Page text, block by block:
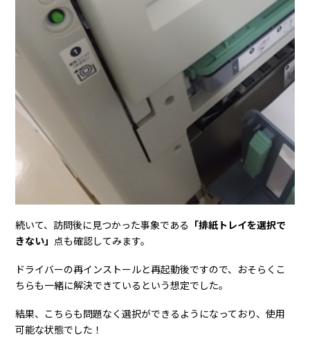
続いて、訪問後に見つかった事象である 「排紙トレイを選択で
きない」 点も確認してみます。
ドライバーの再インストールと再起動後ですので、おそらくこ
ちらも一緒に解決できているという想定でした。
結果、こちらも問題なく選択ができるようになっており、使用
可能な状態でした！